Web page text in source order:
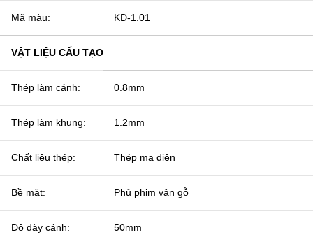
Mã màu: KD-1.01
VẬT LIỆU CẤU TẠO
Thép làm cánh: 0.8mm
Thép làm khung: 1.2mm
Chất liệu thép: Thép mạ điện
Bề mặt: Phủ phim vân gỗ
Độ dày cánh: 50mm